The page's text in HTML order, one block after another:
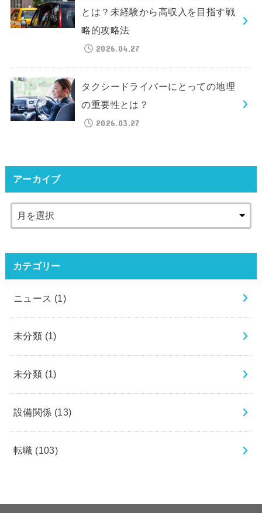
とは？未経験から高収入を目指す戦
略的攻略法
2026.04.27
タクシードライバーにとっての地理
の重要性とは？
2026.03.27
アーカイブ
カテゴリー
ニュース (1)
未分類 (1)
未分類 (1)
設備関係 (13)
転職 (103)